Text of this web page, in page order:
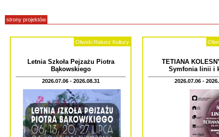
strony projektów
Oliwski Ratusz Kultury
Letnia Szkoła Pejzażu Piotra
Bąkowskiego
2026.07.06 - 2026.08.31
TETIANA
Symfonia linii i
2026.07.06 -